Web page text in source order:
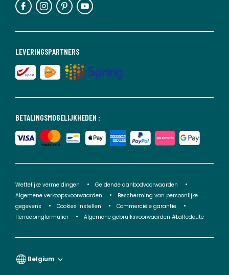
BETALINGSMOGELIJKHEDEN :
LEVERINGSPARTNERS
Wettelijke vermeldingen
Geldende aanbodvoorwaarden
Algemene verkoopsvoorwaarden
Bescherming van persoonlijke
gegevens
Cookies instellen
Commerciële garantie
Herroepingformulier
Algemene gebruiksvoorwaarden #LaRedoute
Belgium